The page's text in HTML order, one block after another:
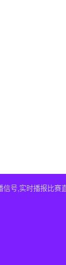
号,实时播报比赛